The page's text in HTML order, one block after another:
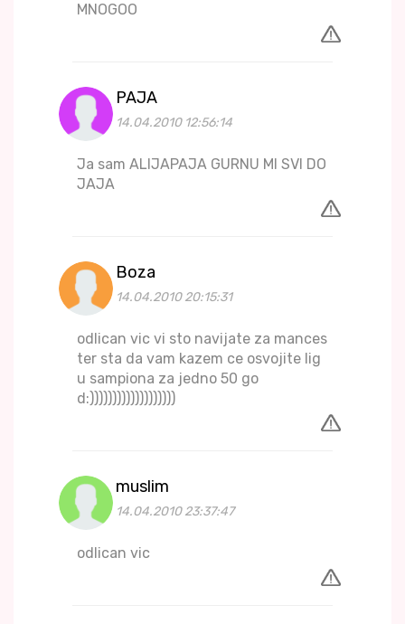
MNOGOO
PAJA
14.04.2010 12:56:14
Ja sam ALIJAPAJA GURNU MI SVI DO
JAJA
Boza
14.04.2010 20:15:31
odlican vic vi sto navijate za mances
ter sta da vam kazem ce osvojite lig
u sampiona za jedno 50 go
d:)))))))))))))))))))
muslim
14.04.2010 23:37:47
odlican vic